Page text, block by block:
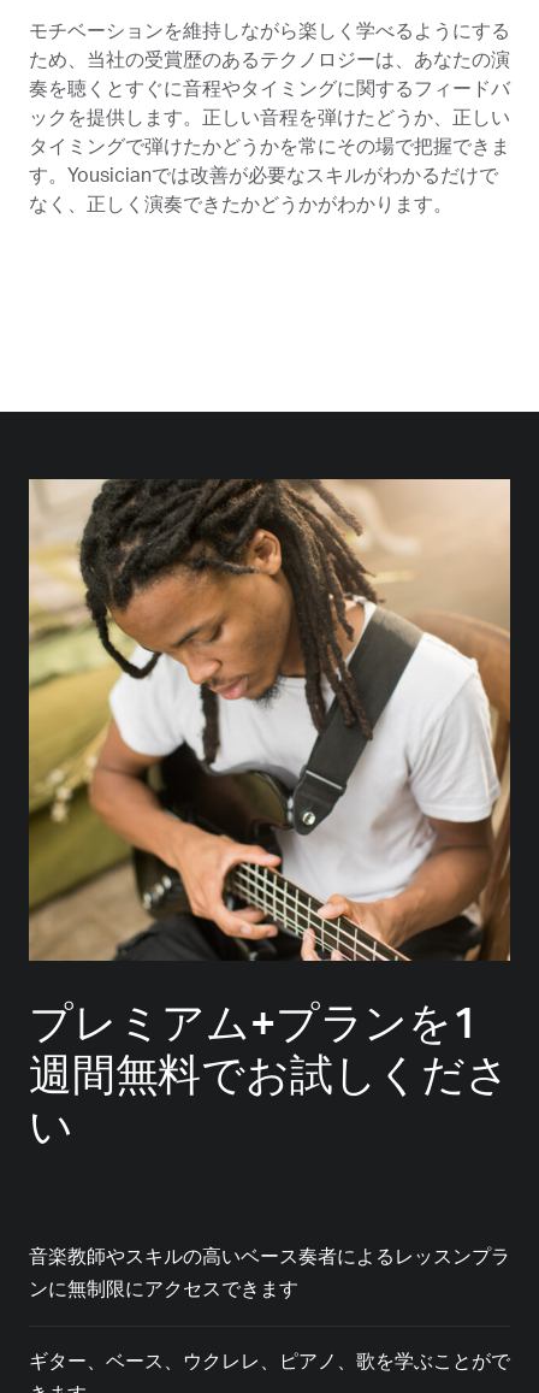
モチベーションを維持しながら楽しく学べるようにする
ため、当社の受賞歴のあるテクノロジーは、あなたの演
奏を聴くとすぐに音程やタイミングに関するフィードバ
ックを提供します。正しい音程を弾けたどうか、正しい
タイミングで弾けたかどうかを常にその場で把握できま
す。Yousicianでは改善が必要なスキルがわかるだけで
なく、正しく演奏できたかどうかがわかります。
プレミアム+プランを1
週間無料でお試しくださ
い
音楽教師やスキルの高いベース奏者によるレッスンプラ
ンに無制限にアクセスできます
ギター、ベース、ウクレレ、ピアノ、歌を学ぶことがで